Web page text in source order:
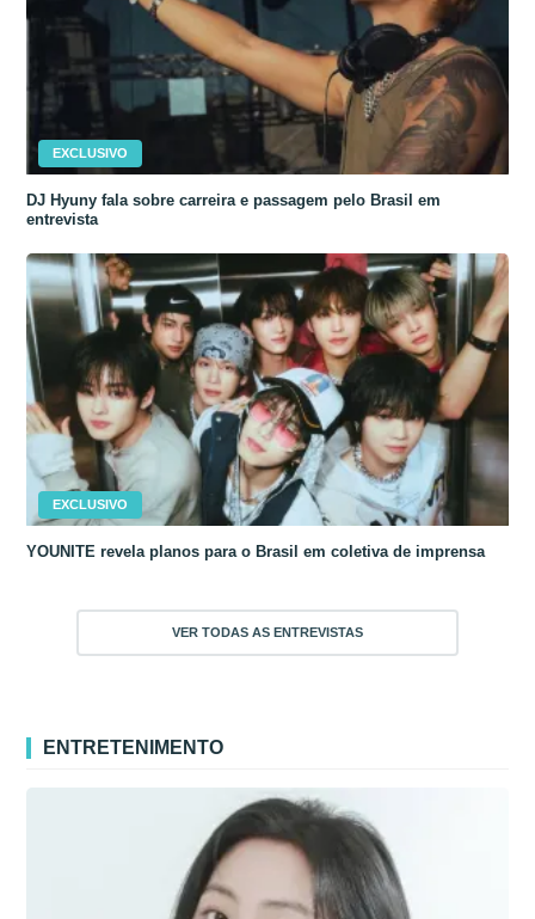
EXCLUSIVO
DJ Hyuny fala sobre carreira e passagem pelo Brasil em
entrevista
EXCLUSIVO
YOUNITE revela planos para o Brasil em coletiva de imprensa
VER TODAS AS ENTREVISTAS
ENTRETENIMENTO